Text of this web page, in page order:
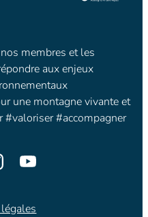
membres et les
aux enjeux
une montagne vivante et
#valoriser #accompagner